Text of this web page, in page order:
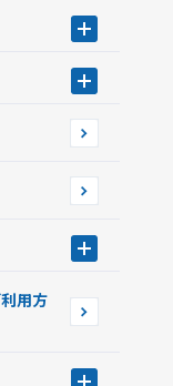
済）
用方